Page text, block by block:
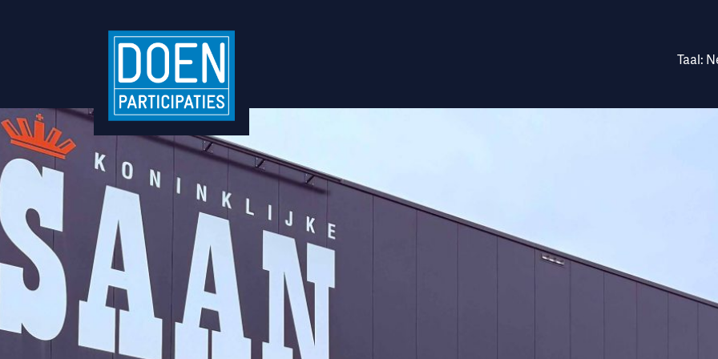
DOEN Participaties draagt haar aandelen in
Taal: